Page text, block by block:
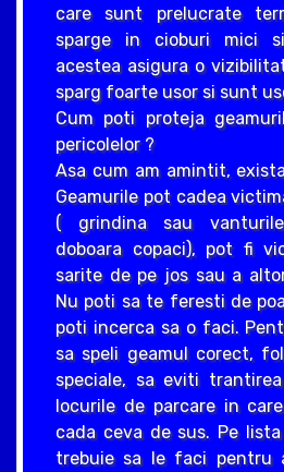
care sunt prelucrate
sparge in cioburi mici
acestea asigura o
sparg foarte usor si sunt
Cum poti proteja
pericolelor ?
Asa cum am amintit,
Geamurile pot cadea
( grindina sau
doboara copaci), pot fi
sarite de pe jos sau a
Nu poti sa te feresti de
poti incerca sa o faci.
sa speli geamul corect,
speciale, sa eviti
locurile de parcare in
cada ceva de sus. Pe
trebuie sa le faci pentru